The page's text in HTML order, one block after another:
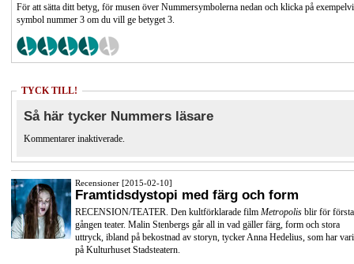
För att sätta ditt betyg, för musen över Nummersymbolerna nedan och klicka på
symbol nummer 3 om du vill ge betyget 3.
TYCK TILL!
Så här tycker Nummers läsare
Kommentarer inaktiverade.
Recensioner [2015-02-10]
Framtidsdystopi med färg och form
RECENSION/TEATER. Den kultförklarade film Metropolis blir för första
gången teater. Malin Stenbergs går all in vad gäller färg, form och stora
uttryck, ibland på bekostnad av storyn, tycker Anna Hedelius, som har
på Kulturhuset Stadsteatern.